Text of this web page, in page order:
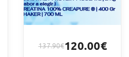
137.90€120.00€